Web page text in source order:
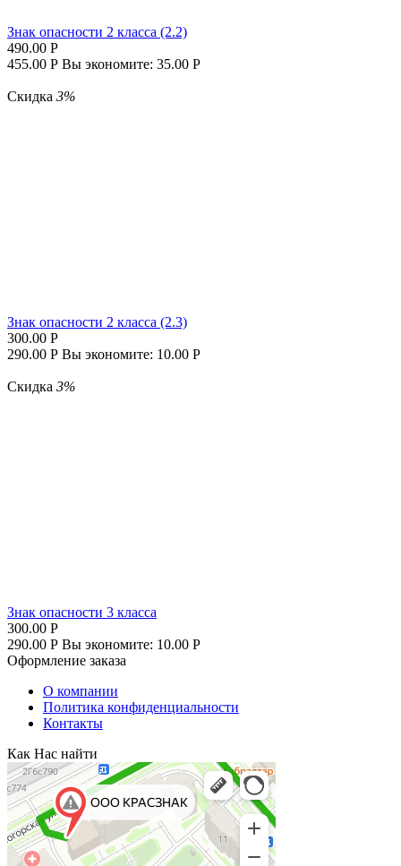
Знак опасности 2 класса (2.2)
490.00 Р
455.00 Р Вы экономите: 35.00 Р
Скидка 3%
Знак опасности 2 класса (2.3)
300.00 Р
290.00 Р Вы экономите: 10.00 Р
Скидка 3%
Знак опасности 3 класса
300.00 Р
290.00 Р Вы экономите: 10.00 Р
Оформление заказа
О компании
Политика конфиденциальности
Контакты
Как Нас найти